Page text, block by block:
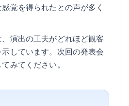
覚を得られたとの声が多く
演出の工夫がどれほど観客
しています。次回の発表会
みてください。